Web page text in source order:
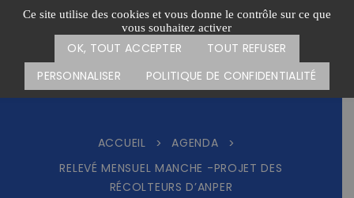
Ce site utilise des cookies et vous donne le contrôle sur ce que
vous souhaitez activer
OK, TOUT ACCEPTER
TOUT REFUSER
PERSONNALISER
POLITIQUE DE CONFIDENTIALITÉ
Passer
Menu
CARTE DES ACTIONS FAIRE UN DON
ACCUEIL > AGENDA
>
RELEVÉ MENSUEL MANCHE -PROJET DES
RÉCOLTEURS D’ANPER